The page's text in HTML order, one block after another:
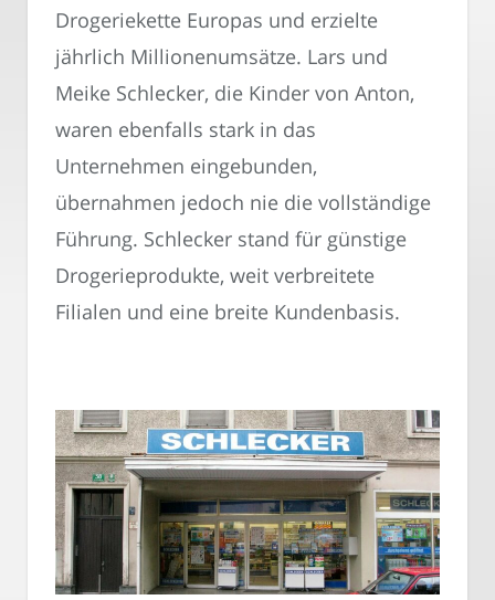
Drogeriekette Europas und erzielte
jährlich Millionenumsätze. Lars und
Meike Schlecker, die Kinder von Anton,
waren ebenfalls stark in das
Unternehmen eingebunden,
übernahmen jedoch nie die vollständige
Führung. Schlecker stand für günstige
Drogerieprodukte, weit verbreitete
Filialen und eine breite Kundenbasis.